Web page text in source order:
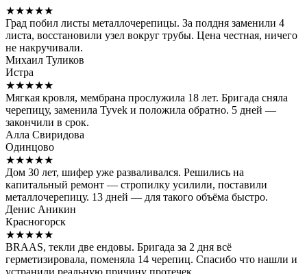
★★★★★
Град побил листы металлочерепицы. За полдня заменили 4
листа, восстановили узел вокруг трубы. Цена честная, ничего
не накручивали.
Михаил Туликов
Истра
★★★★★
Мягкая кровля, мембрана прослужила 18 лет. Бригада сняла
черепицу, заменила Tyvek и положила обратно. 5 дней —
закончили в срок.
Алла Свиридова
Одинцово
★★★★★
Дом 30 лет, шифер уже разваливался. Решились на
капитальный ремонт — стропилку усилили, поставили
металлочерепицу. 13 дней — для такого объёма быстро.
Денис Аникин
Красногорск
★★★★★
BRAAS, текли две ендовы. Бригада за 2 дня всё
герметизировала, поменяла 14 черепиц. Спасибо что нашли и